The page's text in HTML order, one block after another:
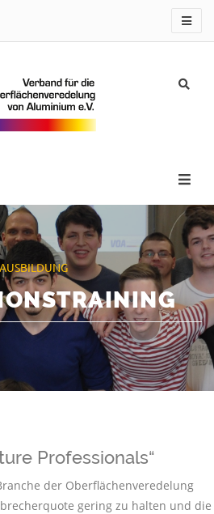
AUSBILDUNG
Professionals“
der Oberflächenveredelung
gering zu halten und die